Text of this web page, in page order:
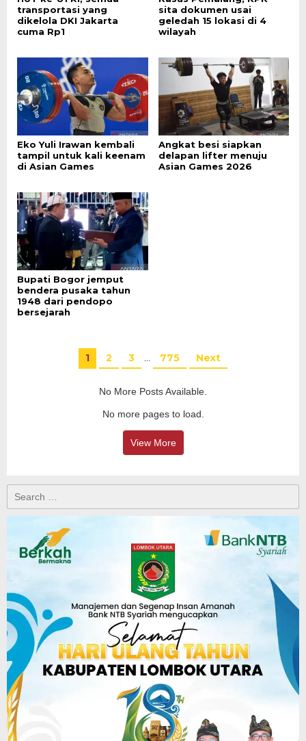
transportasi yang
dikelola DKI Jakarta
cuma Rp1
sita dokumen usai
geledah 15 lokasi di 4
wilayah
Eko Yuli Irawan kembali
tampil untuk kali keenam
di Asian Games
Angkat besi siapkan
delapan lifter menuju
Asian Games 2026
Bupati Bogor jemput
bendera pusaka tahun
1948 dari pendopo
bersejarah
1 2 3 … 775 Next
No More Posts Available.
No more pages to load.
View More
for: